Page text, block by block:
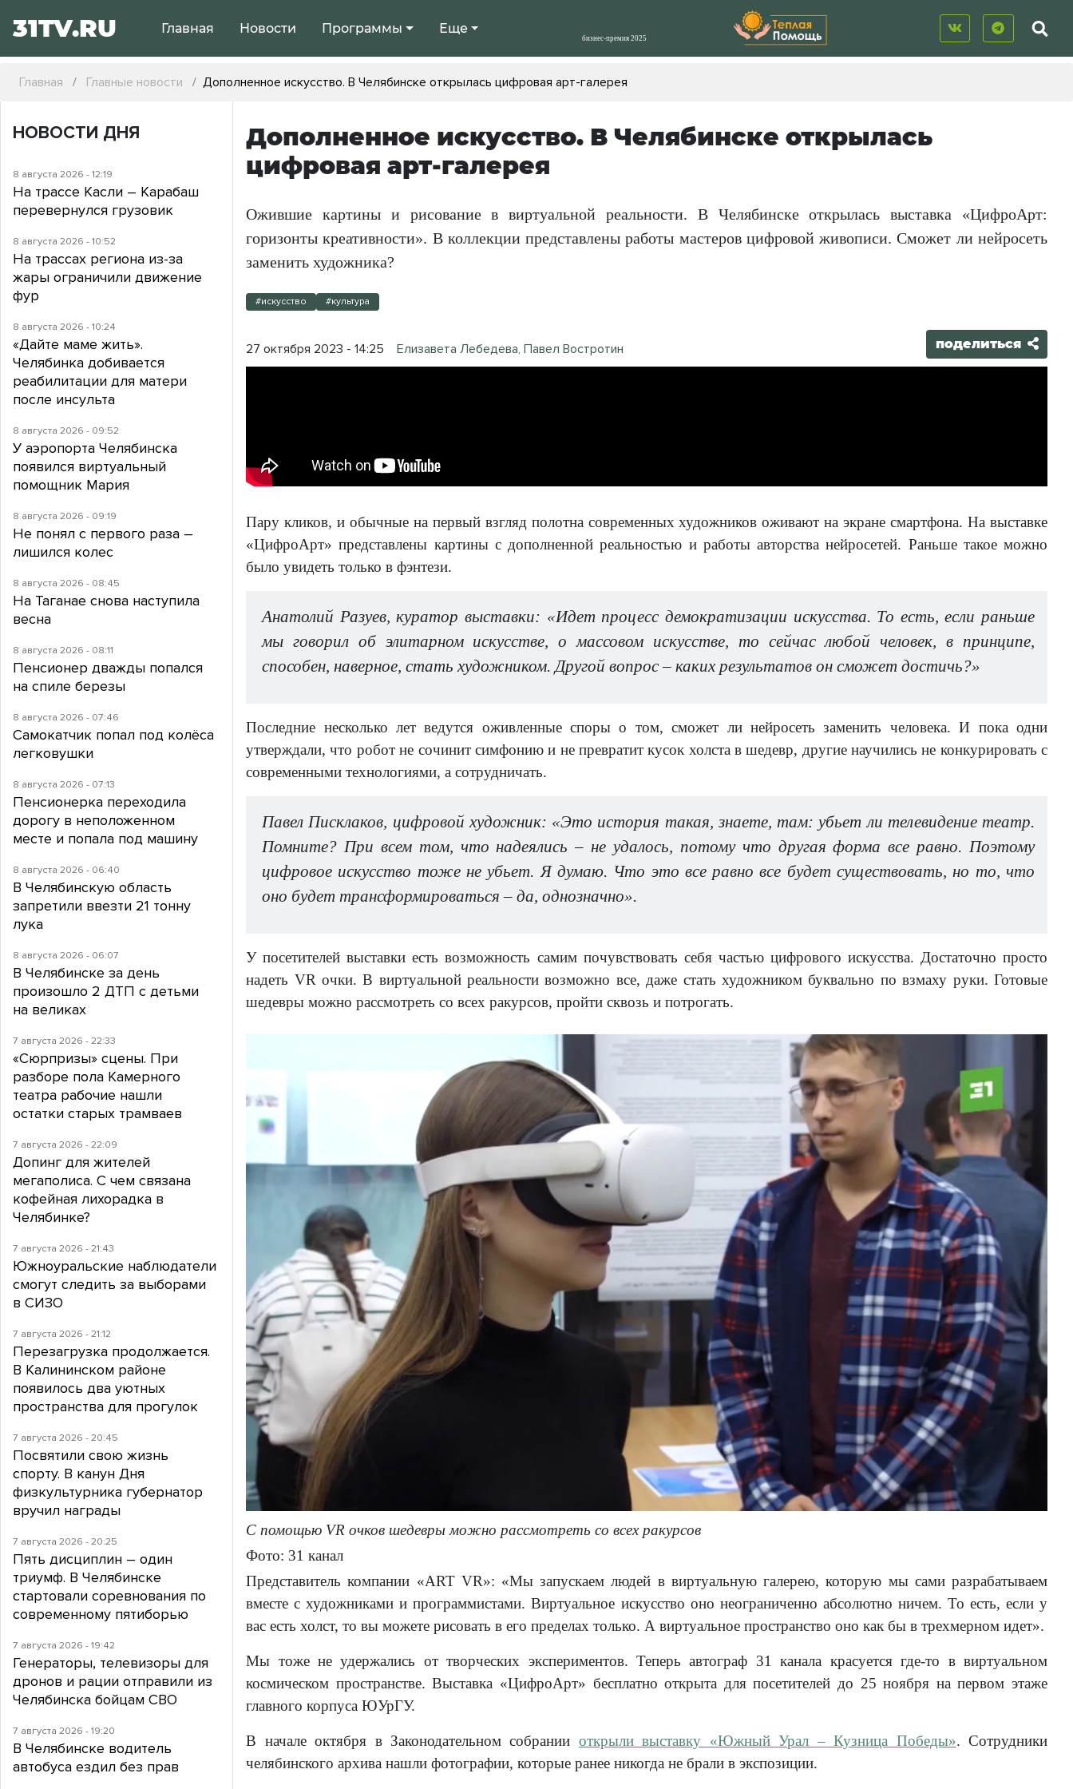
31TV.RU Главная Новости Программы Еще
Главная Главные новости Дополненное искусство. В Челябинске открылась цифровая арт-галерея
Дополненное искусство. В Челябинске открылась
цифровая арт-галерея
Ожившие картины и рисование в виртуальной реальности. В Челябинске открылась выставка «ЦифроАрт:
горизонты креативности». В коллекции представлены работы мастеров цифровой живописи. Сможет ли нейросеть
заменить художника?
#искусство #культура
27 октября 2023 - 14:25 Елизавета Лебедева, Павел Востротин поделиться
Пару кликов, и обычные на первый взгляд полотна современных художников оживают на экране смартфона. На выставке
«ЦифроАрт» представлены картины с дополненной реальностью и работы авторства нейросетей. Раньше такое можно
было увидеть только в фэнтези.
Анатолий Разуев, куратор выставки: «Идет процесс демократизации искусства. То есть, если раньше
мы говорил об элитарном искусстве, о массовом искусстве, то сейчас любой человек, в принципе,
способен, наверное, стать художником. Другой вопрос – каких результатов он сможет достичь?»
Последние несколько лет ведутся оживленные споры о том, сможет ли нейросеть заменить человека. И пока одни
утверждали, что робот не сочинит симфонию и не превратит кусок холста в шедевр, другие научились не конкурировать с
современными технологиями, а сотрудничать.
Павел Писклаков, цифровой художник: «Это история такая, знаете, там: убьет ли телевидение театр.
Помните? При всем том, что надеялись – не удалось, потому что другая форма все равно. Поэтому
цифровое искусство тоже не убьет. Я думаю. Что это все равно все будет существовать, но то, что
оно будет трансформироваться – да, однозначно».
У посетителей выставки есть возможность самим почувствовать себя частью цифрового искусства. Достаточно просто
надеть VR очки. В виртуальной реальности возможно все, даже стать художником буквально по взмаху руки. Готовые
шедевры можно рассмотреть со всех ракурсов, пройти сквозь и потрогать.
С помощью VR очков шедевры можно рассмотреть со всех ракурсов
Фото: 31 канал
Представитель компании «ART VR»: «Мы запускаем людей в виртуальную галерею, которую мы сами разрабатываем
вместе с художниками и программистами. Виртуальное искусство оно неограниченно абсолютно ничем. То есть, если у
вас есть холст, то вы можете рисовать в его пределах только. А виртуальное пространство оно как бы в трехмерном идет».
Мы тоже не удержались от творческих экспериментов. Теперь автограф 31 канала красуется где-то в виртуальном
космическом пространстве. Выставка «ЦифроАрт» бесплатно открыта для посетителей до 25 ноября на первом этаже
главного корпуса ЮУрГУ.
В начале октября в Законодательном собрании открыли выставку «Южный Урал – Кузница Победы». Сотрудники
челябинского архива нашли фотографии, которые ранее никогда не брали в экспозиции.
НОВОСТИ ДНЯ
8 августа 2026 - 12:19
На трассе Касли – Карабаш
перевернулся грузовик
8 августа 2026 - 10:52
На трассах региона из-за
жары ограничили движение
фур
8 августа 2026 - 10:24
«Дайте маме жить».
Челябинка добивается
реабилитации для матери
после инсульта
8 августа 2026 - 09:52
У аэропорта Челябинска
появился виртуальный
помощник Мария
8 августа 2026 - 09:19
Не понял с первого раза –
лишился колес
8 августа 2026 - 08:45
На Таганае снова наступила
весна
8 августа 2026 - 08:11
Пенсионер дважды попался
на спиле березы
8 августа 2026 - 07:46
Самокатчик попал под колёса
легковушки
8 августа 2026 - 07:13
Пенсионерка переходила
дорогу в неположенном
месте и попала под машину
8 августа 2026 - 06:40
В Челябинскую область
запретили ввезти 21 тонну
лука
8 августа 2026 - 06:07
В Челябинске за день
произошло 2 ДТП с детьми
на великах
7 августа 2026 - 22:33
«Сюрпризы» сцены. При
разборе пола Камерного
театра рабочие нашли
остатки старых трамваев
7 августа 2026 - 22:09
Допинг для жителей
мегаполиса. С чем связана
кофейная лихорадка в
Челябинке?
7 августа 2026 - 21:43
Южноуральские наблюдатели
смогут следить за выборами
в СИЗО
7 августа 2026 - 21:12
Перезагрузка продолжается.
В Калининском районе
появилось два уютных
пространства для прогулок
7 августа 2026 - 20:45
Посвятили свою жизнь
спорту. В канун Дня
физкультурника губернатор
вручил награды
7 августа 2026 - 20:25
Пять дисциплин – один
триумф. В Челябинске
стартовали соревнования по
современному пятиборью
7 августа 2026 - 19:42
Генераторы, телевизоры для
дронов и рации отправили из
Челябинска бойцам СВО
7 августа 2026 - 19:20
В Челябинске водитель
автобуса ездил без прав